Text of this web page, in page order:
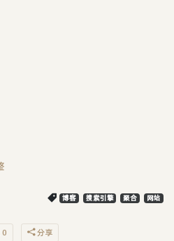
博客 搜索引擎 聚合 网站
0 分享